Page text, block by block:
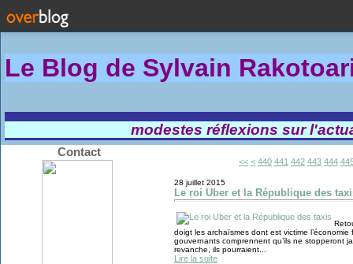
Le Blog de Sylvain Rakotoa
modestes réflexions sur
Contact
<< < 400
410
420
430
440 441 442 443 444
28 juillet 2015
Le roi Uber et la République des
doigt les archaïsmes dont est victime
gouvernants comprennent qu’ils ne stopperont
revanche, ils pourraient...
Lire la suite